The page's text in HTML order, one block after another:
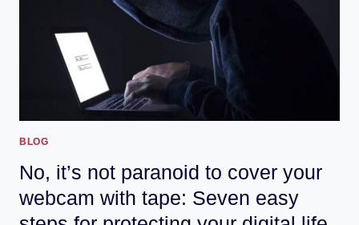
BLOG
No, it’s not paranoid to cover your
webcam with tape: Seven easy